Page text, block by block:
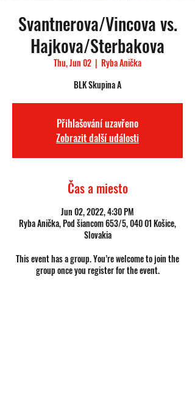
Svantnerova/Vincova vs.
Hajkova/Sterbakova
Thu, Jun 02
  |
Ryba Anička
BLK Skupina A
Přihlašování uzavřeno
Zobrazit další události
Čas a miesto
Jun 02, 2022, 4:30 PM
Ryba Anička, Pod šiancom 653/5, 040 01 Košice,
Slovakia
This event has a group. You’re welcome to join the
group once you register for the event.